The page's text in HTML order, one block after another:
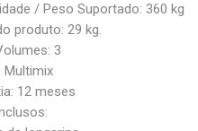
/ Peso Suportado: 360 kg
produto: 29 kg.
3
Multimix
12 meses